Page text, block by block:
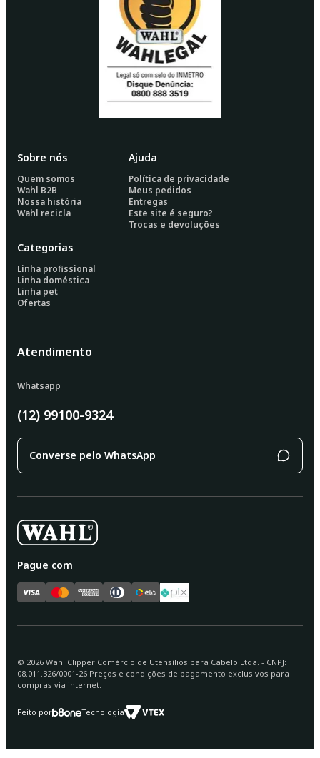
Sobre nós
Quem somos
Wahl B2B
Nossa história
Wahl recicla
Ajuda
Política de privacidade
Meus pedidos
Entregas
Este site é seguro?
Trocas e devoluções
Categorias
Linha profissional
Linha doméstica
Linha pet
Ofertas
Atendimento
Whatsapp
(12) 99100-9324
Converse pelo WhatsApp
Pague com
© 2026 Wahl Clipper Comércio de Utensílios para Cabelo Ltda. - CNPJ:
08.011.326/0001-26 Preços e condições de pagamento exclusivos para
compras via internet.
Feito por Tecnologia